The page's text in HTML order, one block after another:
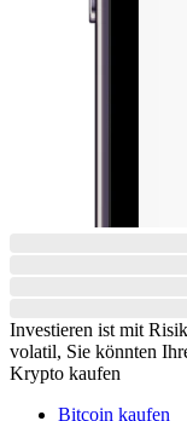
Investieren ist mit
volatil, Sie könnten
Krypto kaufen
Bitcoin kaufen